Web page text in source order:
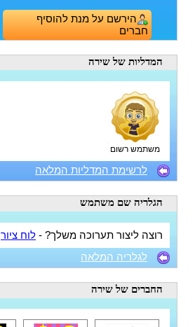
הירשם על מנת להוסיף
חברים
המדליות של שירה
משתמש רשום
לרשימת המדליות המלאה
הגלריה שם משתמש
רוצה ליצור תערוכה משלך? - לוח ציור
לגלריה המלאה
החברים של שירה